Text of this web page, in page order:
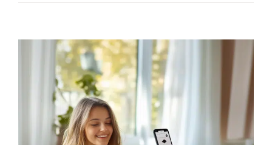
grösseres